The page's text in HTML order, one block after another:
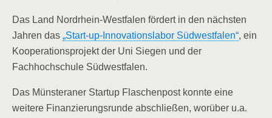
Das Land Nordrhein-Westfalen fördert in den nächsten
Jahren das „Start-up-Innovationslabor Südwestfalen“, ein
Kooperationsprojekt der Uni Siegen und der
Fachhochschule Südwestfalen.
Das Münsteraner Startup Flaschenpost konnte eine
weitere Finanzierungsrunde abschließen, worüber u.a.